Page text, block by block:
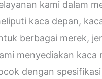
kami dalam
kaca depan,
berbagai merek,
menyediakan
dengan